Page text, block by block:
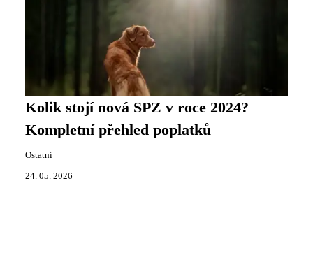
Kolik stojí nová SPZ v roce 2024?
Kompletní přehled poplatků
Ostatní
24. 05. 2026